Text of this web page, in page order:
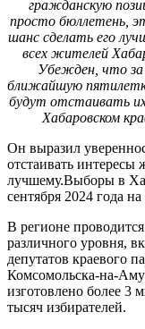
гражданскую
просто бюллетень,
шанс сделать его
всех жителей
Убежден, что за
ближайшую
будут отстаивать
Хабаровском
Он выразил
отстаивать интересы
лучшему.Выборы в
сентября 2024 года
В регионе
различного уровня,
депутатов краевого
Комсомольска-на-
изготовлено более 3
тысяч избирателей.